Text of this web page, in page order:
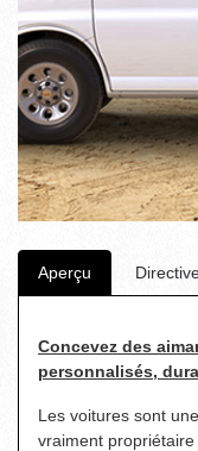
Aperçu
Concevez des
personnalisés,
Les voitures sont
vraiment